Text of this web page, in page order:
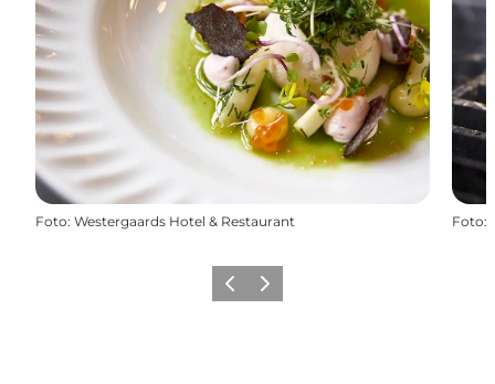
Foto: Westergaards Hotel & Restaurant Foto:
ForrigeNæste